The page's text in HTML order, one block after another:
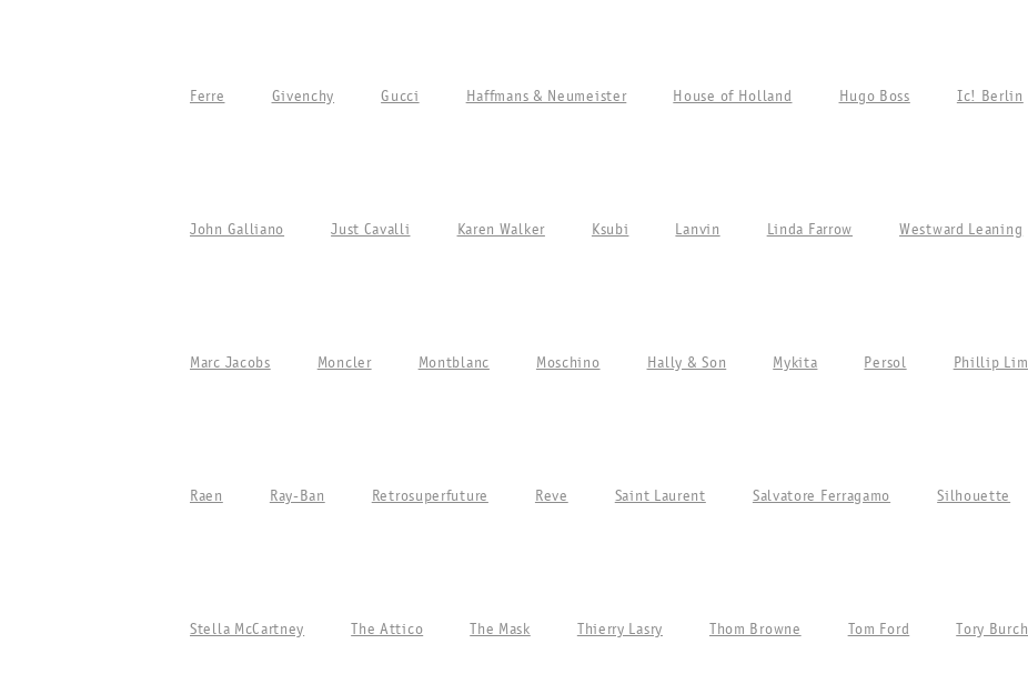
Ferre Givenchy Gucci Haffmans & Neumeister House of Holland Hugo Boss Ic! Berlin
John Galliano Just Cavalli Karen Walker Ksubi Lanvin Linda Farrow Westward Leaning
Marc Jacobs Moncler Montblanc Moschino Hally & Son Mykita Persol Phillip Lim
Raen Ray-Ban Retrosuperfuture Reve Saint Laurent Salvatore Ferragamo Silhouette
Stella McCartney The Attico The Mask Thierry Lasry Thom Browne Tom Ford Tory Burch